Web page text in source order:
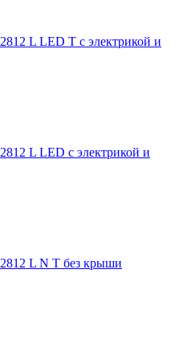
L LED T с электрикой и
L LED с электрикой и
L N T без крыши